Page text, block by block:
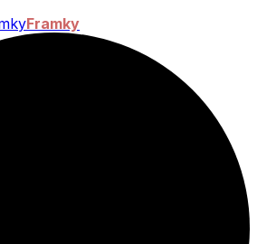
Framky